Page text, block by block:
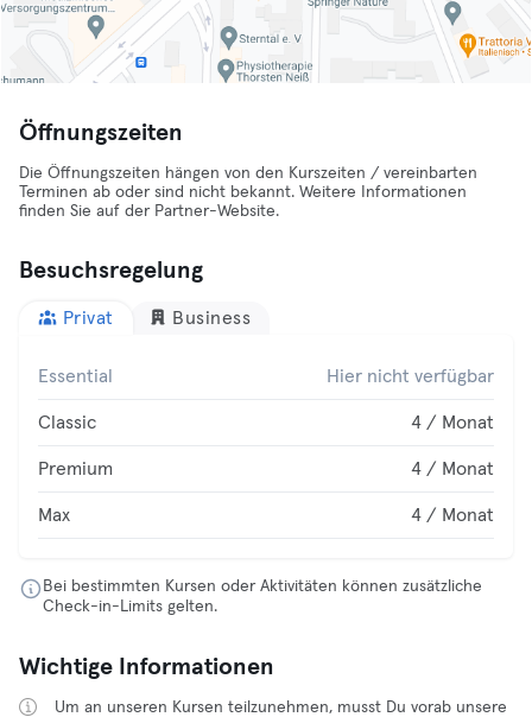
Öffnungszeiten
Die Öffnungszeiten hängen von den Kurszeiten / vereinbarten
Terminen ab oder sind nicht bekannt. Weitere Informationen
finden Sie auf der Partner-Website.
Besuchsregelung
Privat Business
Essential Hier nicht verfügbar
Classic 4 / Monat
Premium 4 / Monat
Max 4 / Monat
Bei bestimmten Kursen oder Aktivitäten können zusätzliche
Check-in-Limits gelten.
Wichtige Informationen
Um an unseren Kursen teilzunehmen, musst Du vorab unsere